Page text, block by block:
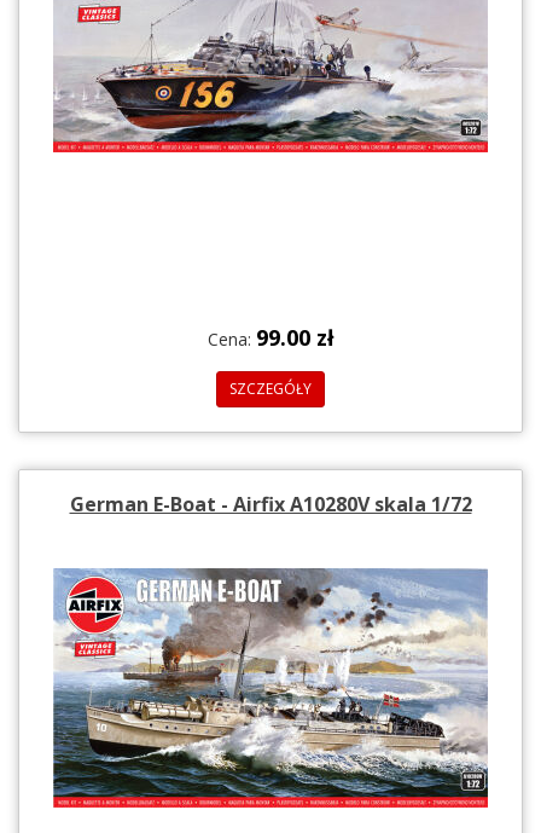
Cena: 99.00 zł
SZCZEGÓŁY
German E-Boat - Airfix A10280V skala 1/72